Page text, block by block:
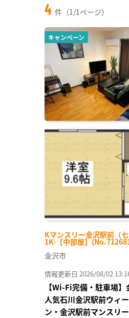
4 件（1/1ページ）
キャンペーン
Kマンスリー金沢駅前（
1K-【中部屋】
金沢市
情報更新日 2026/08/02
【Wi-Fi完備・駐車場
人気石川金沢駅前ウィ
ン・金沢駅前マンスリ